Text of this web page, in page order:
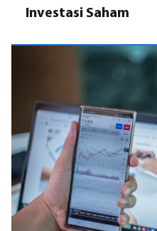
Investasi Saham